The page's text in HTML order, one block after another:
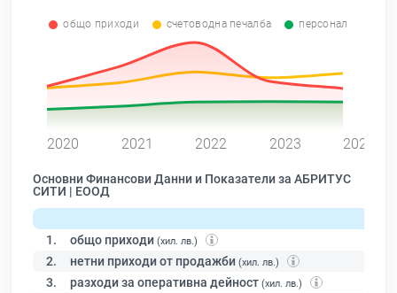
общо приходи счетоводна печалба персонал
2020 2021 2022 2023 2024
Основни Финансови Данни и Показатели за АБРИТУС
СИТИ | ЕООД
1. общо приходи (хил. лв.)
2. нетни приходи от продажби (хил. лв.)
3. разходи за оперативна дейност (хил. лв.)